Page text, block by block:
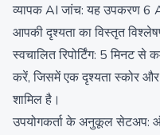
व्यापक AI जांच: यह उपकरण 6
आपकी दृश्यता का विस्तृत
स्वचालित रिपोर्टिंग: 5 मिनट से
करें, जिसमें एक दृश्यता स्कोर
शामिल है।
उपयोगकर्ता के अनुकूल सेटअप: